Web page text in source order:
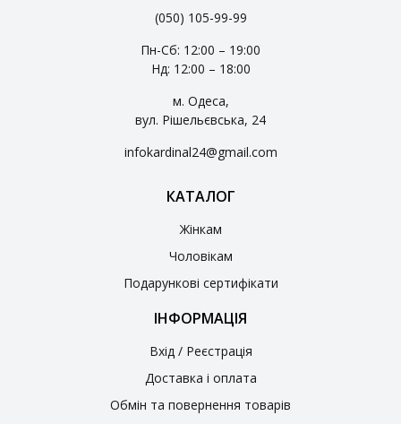
(050) 105-99-99
Пн-Сб: 12:00 – 19:00
Нд: 12:00 – 18:00
м. Одеса,
вул. Рішельєвська, 24
infokardinal24@gmail.com
КАТАЛОГ
Жінкам
Чоловікам
Подарункові сертифікати
ІНФОРМАЦІЯ
Вхід / Реєстрація
Доставка і оплата
Обмін та повернення товарів